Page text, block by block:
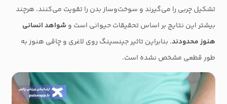
تشکیل چربی را می‌گیرند و سوخت‌وساز بدن را تقویت می‌کنند. هرچند
بیشتر این نتایج بر اساس تحقیقات حیوانی است و شواهد انسانی
هنوز محدودند. بنابراین تاثیر جینسینگ روی لاغری و چاقی هنوز به
طور قطعی مشخص نشده است.